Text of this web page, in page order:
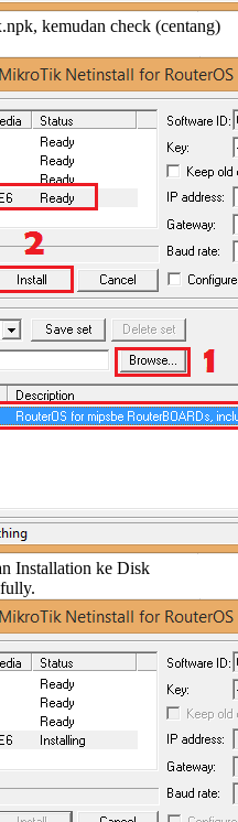
kemudan check (centang)
Installation ke Disk